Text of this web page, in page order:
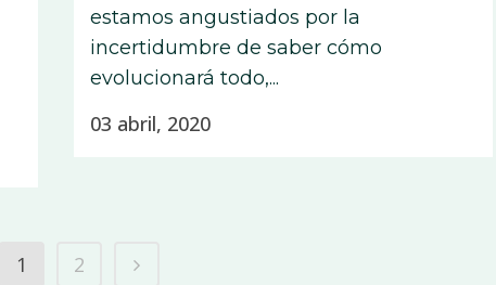
estamos angustiados por la
incertidumbre de saber cómo
evolucionará todo,...
03 abril, 2020
1 2